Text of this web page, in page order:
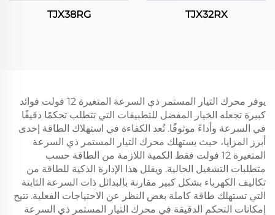
TJX32RX
TJX38RG
يوفر محرك التيار المستمر ذي السرعة المتغيرة 12 فولت فوائد
كبيرة تجعله الخيار المفضل للتطبيقات التي تتطلب تحكمًا دقيقًا
في السرعة وأداءً موثوقًا. تُعد الكفاءة في استهلاك الطاقة إحدى
أبرز المزايا، حيث يستهلك محرك التيار المستمر ذي السرعة
المتغيرة 12 فولت فقط الكمية اللازمة من الطاقة حسب
متطلبات التشغيل الحالية. ويقلل هذا الإدارة الذكية للطاقة من
تكاليف الكهرباء بشكل كبير مقارنة بالبدائل ذات السرعة الثابتة
التي تستهلك طاقة كاملة بغض النظر عن الاحتياجات الفعلية. تتيح
إمكانات التحكم الدقيقة في محرك التيار المستمر ذي السرعة